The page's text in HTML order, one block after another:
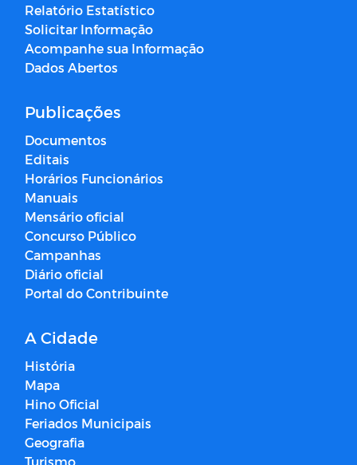
Relatório Estatístico
Solicitar Informação
Acompanhe sua Informação
Dados Abertos
Publicações
Documentos
Editais
Horários Funcionários
Manuais
Mensário oficial
Concurso Público
Campanhas
Diário oficial
Portal do Contribuinte
A Cidade
História
Mapa
Hino Oficial
Feriados Municipais
Geografia
Turismo